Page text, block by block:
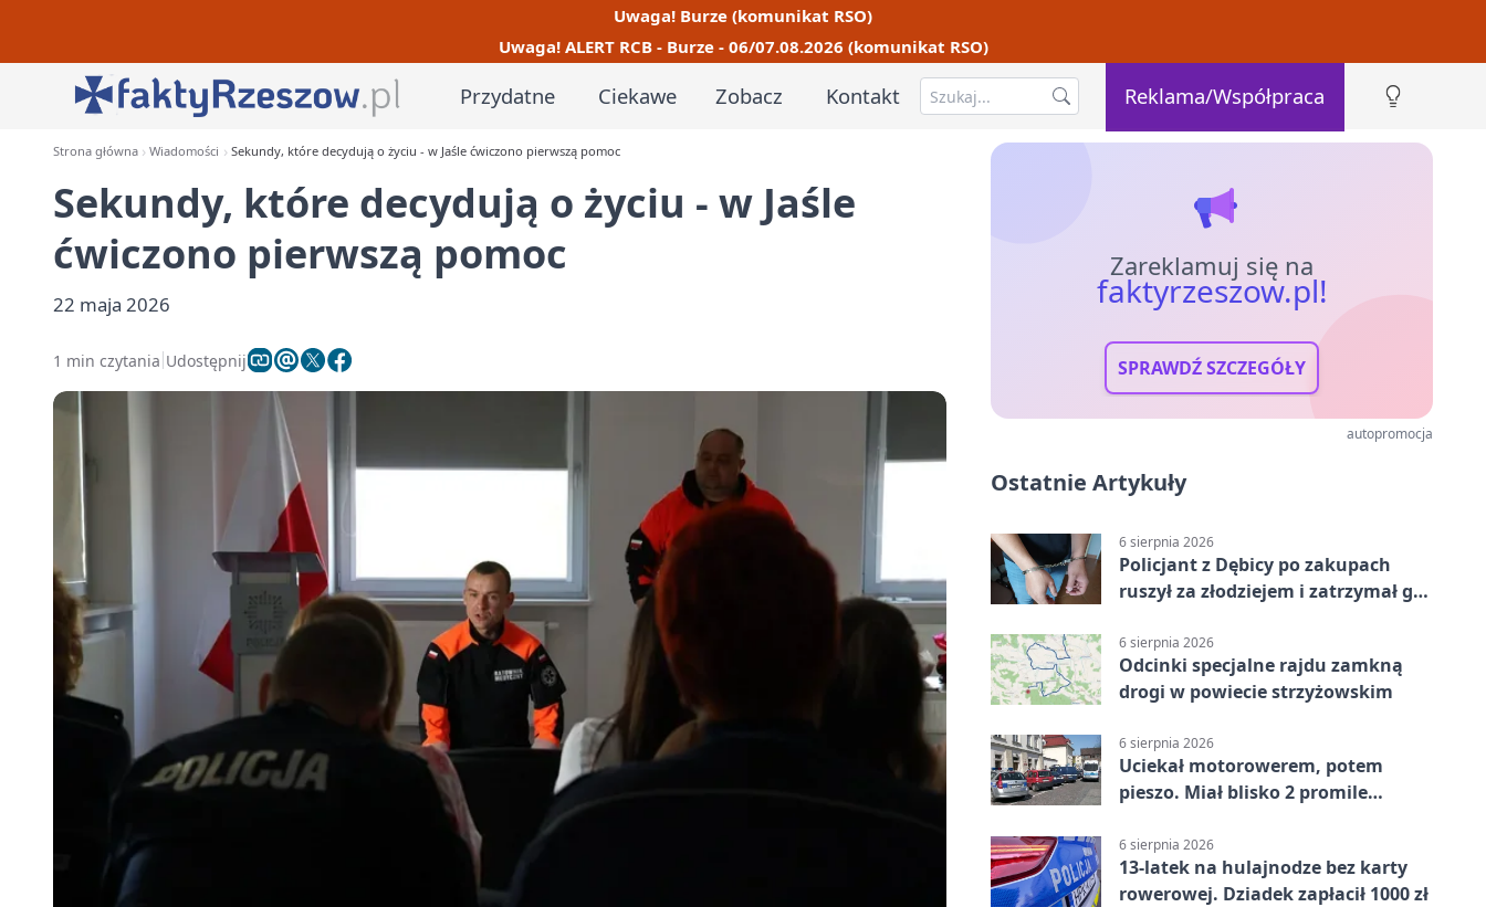
Uwaga! Burze (komunikat RSO)
Uwaga! ALERT RCB - Burze - 06/07.08.2026 (komunikat RSO)
Przydatne Ciekawe Zobacz Kontakt Reklama/Współpraca
Strona główna Wiadomości Sekundy, które decydują o życiu - w Jaśle ćwiczono pierwszą pomoc
Sekundy, które decydują o życiu - w Jaśle
ćwiczono pierwszą pomoc
22 maja 2026
1 min czytania Udostępnij
Zareklamuj się na
faktyrzeszow.pl!
SPRAWDŹ SZCZEGÓŁY
autopromocja
Ostatnie Artykuły
6 sierpnia 2026
Policjant z Dębicy po zakupach
ruszył za złodziejem i zatrzymał go
6 sierpnia 2026
Odcinki specjalne rajdu zamkną
drogi w powiecie strzyżowskim
6 sierpnia 2026
Uciekał motorowerem, potem
pieszo. Miał blisko 2 promile
6 sierpnia 2026
13-latek na hulajnodze bez karty
rowerowej. Dziadek zapłacił 1000 zł